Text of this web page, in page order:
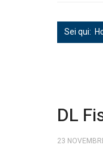
Sei qui:
DL
23